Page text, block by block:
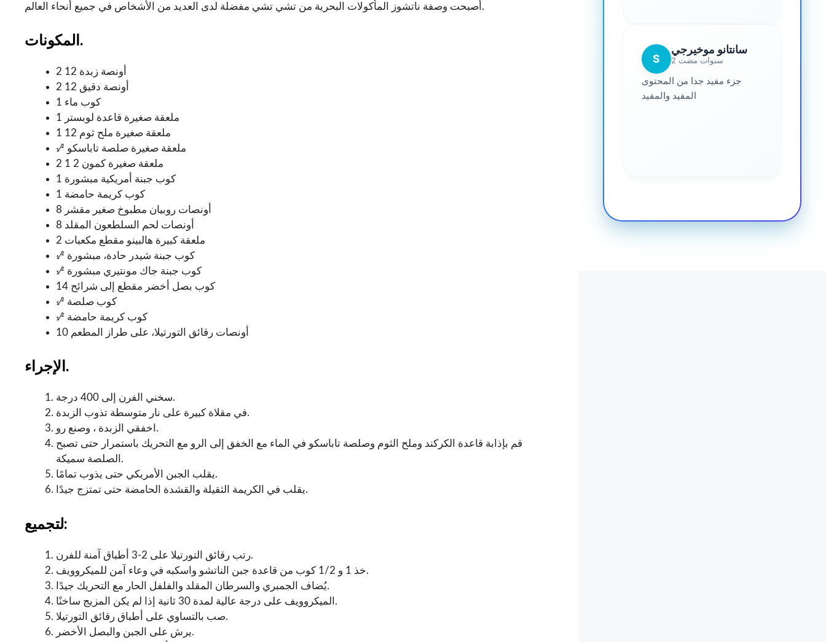
أصبحت وصفة ناتشوز المأكولات البحرية من تشي تشي مفضلة لدى العديد من الأشخاص في جميع أنحاء العالم.
المكونات.
2 12 أونصة زبدة
2 12 أونصة دقيق
1 كوب ماء
1 ملعقة صغيرة قاعدة لوبستر
1 12 ملعقة صغيرة ملح ثوم
1⁄2 ملعقة صغيرة صلصة تاباسكو
2 1 2 ملعقة صغيرة كمون
1 كوب جبنة أمريكية مبشورة
1 كوب كريمة حامضة
8 أونصات روبيان مطبوخ صغير مقشر
8 أونصات لحم السلطعون المقلد
2 ملعقة كبيرة هالبينو مقطع مكعبات
1⁄2 كوب جبنة شيدر حادة، مبشورة
1⁄2 كوب جبنة جاك مونتيري مبشورة
14 كوب بصل أخضر مقطع إلى شرائح
1⁄2 كوب صلصة
1⁄2 كوب كريمة حامضة
10 أونصات رقائق التورتيلا، على طراز المطعم
الإجراء.
سخني الفرن إلى 400 درجة.
في مقلاة كبيرة على نار متوسطة تذوب الزبدة.
اخفقي الزبدة ، وصنع رو.
قم بإذابة قاعدة الكركند وملح الثوم وصلصة تاباسكو في الماء مع الخفق إلى الرو مع التحريك باستمرار حتى تصبح
الصلصة سميكة.
يقلب الجبن الأمريكي حتى يذوب تمامًا.
يقلب في الكريمة الثقيلة والقشدة الحامضة حتى تمتزج جيدًا.
لتجميع:
رتب رقائق التورتيلا على 2-3 أطباق آمنة للفرن.
خذ 1 و 1/2 كوب من قاعدة جبن الناتشو واسكبه في وعاء آمن للميكروويف.
يُضاف الجمبري والسرطان المقلد والفلفل الحار مع التحريك جيدًا.
الميكروويف على درجة عالية لمدة 30 ثانية إذا لم يكن المزيج ساخنًا.
صب بالتساوي على أطباق رقائق التورتيلا.
يرش على الجبن والبصل الأخضر.
S
سانتانو موخيرجي
2 سنوات مضت
جزء مفيد جدا من المحتوى
المفيد والمفيد